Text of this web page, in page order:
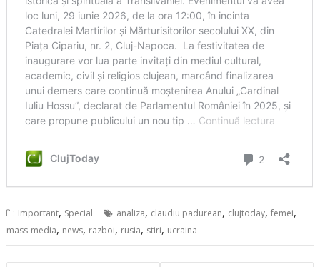
Important, Special analiza, claudiu padurean, clujtoday,femei,
mass-media, news, razboi, rusia, stiri, ucraina